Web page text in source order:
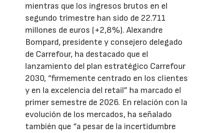
mientras que los ingresos brutos en el
segundo trimestre han sido de 22.711
millones de euros (+2,8%). Alexandre
Bompard, presidente y consejero delegado
de Carrefour, ha destacado que el
lanzamiento del plan estratégico Carrefour
2030, “firmemente centrado en los clientes
y en la excelencia del retail” ha marcado el
primer semestre de 2026. En relación con la
evolución de los mercados, ha señalado
también que “a pesar de la incertidumbre